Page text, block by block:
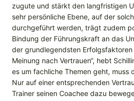
zugute und stärkt den langfristigen
sehr persönliche Ebene, auf der
durchgeführt werden, trägt zudem
Bindung der Führungskraft an das
der grundlegendsten
Meinung nach Vertrauen“, hebt
es um fachliche Themen geht, muss
Nur auf einer entsprechenden
Trainer seinen Coachee dazu